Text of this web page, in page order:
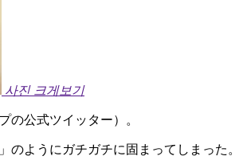
사진 크게보기
の公式ツイッター）。
ようにガチガチに固まってしまった。